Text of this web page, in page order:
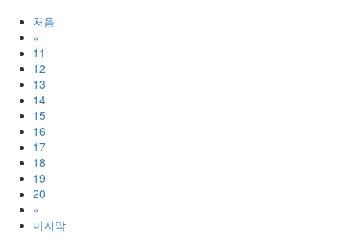
처음
«
11
12
13
14
15
16
17
18
19
20
»
마지막